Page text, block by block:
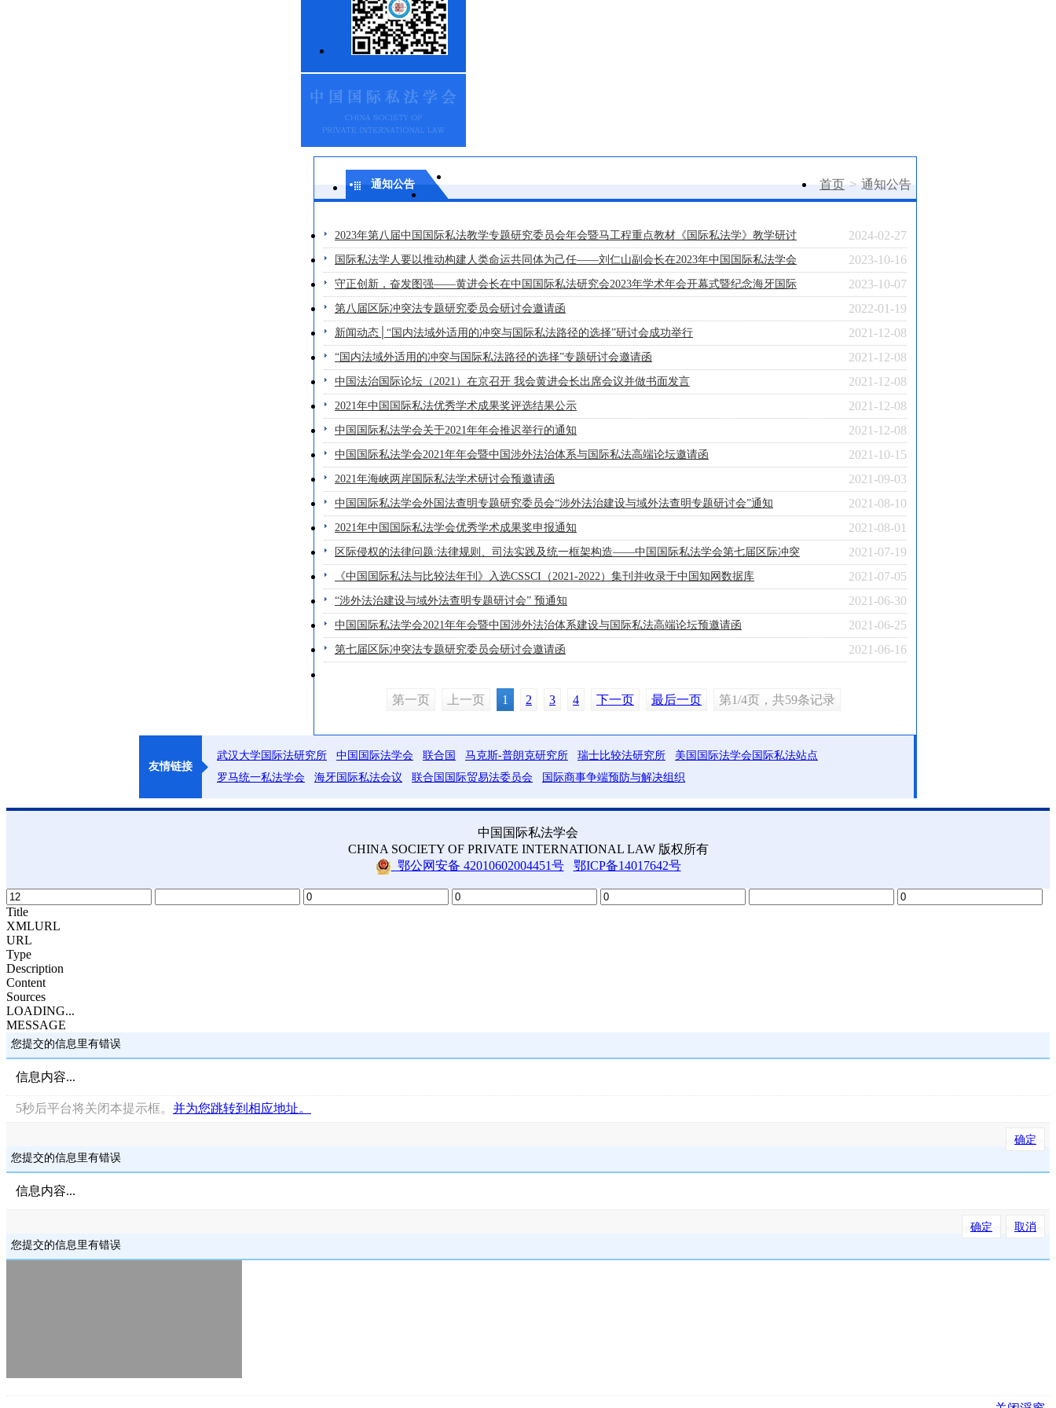
通知公告 首页 > 通知公告
2023年第八届中国国际私法教学专题研究委员会年会暨马工程重点教材《国际私法学》教学研讨 2024-02-27
国际私法学人要以推动构建人类命运共同体为己任——刘仁山副会长在2023年中国国际私法学会 2023-10-16
守正创新，奋发图强——黄进会长在中国国际私法研究会2023年学术年会开幕式暨纪念海牙国际 2023-10-07
第八届区际冲突法专题研究委员会研讨会邀请函 2022-01-19
新闻动态│“国内法域外适用的冲突与国际私法路径的选择”研讨会成功举行 2021-12-08
“国内法域外适用的冲突与国际私法路径的选择”专题研讨会邀请函 2021-12-08
中国法治国际论坛（2021）在京召开 我会黄进会长出席会议并做书面发言 2021-12-08
2021年中国国际私法优秀学术成果奖评选结果公示 2021-12-08
中国国际私法学会关于2021年年会推迟举行的通知 2021-12-08
中国国际私法学会2021年年会暨中国涉外法治体系与国际私法高端论坛邀请函 2021-10-15
2021年海峡两岸国际私法学术研讨会预邀请函 2021-09-03
中国国际私法学会外国法查明专题研究委员会“涉外法治建设与域外法查明专题研讨会”通知 2021-08-10
2021年中国国际私法学会优秀学术成果奖申报通知 2021-08-01
区际侵权的法律问题:法律规则、司法实践及统一框架构造——中国国际私法学会第七届区际冲突 2021-07-19
《中国国际私法与比较法年刊》入选CSSCI（2021-2022）集刊并收录于中国知网数据库 2021-07-05
“涉外法治建设与域外法查明专题研讨会” 预通知 2021-06-30
中国国际私法学会2021年年会暨中国涉外法治体系建设与国际私法高端论坛预邀请函 2021-06-25
第七届区际冲突法专题研究委员会研讨会邀请函 2021-06-16
第一页 上一页 1 2 3 4 下一页 最后一页 第1/4页，共59条记录
友情链接
武汉大学国际法研究所 中国国际法学会 联合国 马克斯-普朗克研究所 瑞士比较法研究所
美国国际法学会国际私法站点
罗马统一私法学会
海牙国际私法会议 联合国国际贸易法委员会 国际商事争端预防与解决组织
中国国际私法学会
CHINA SOCIETY OF PRIVATE INTERNATIONAL LAW 版权所有
鄂公网安备 42010602004451号
鄂ICP备14017642号
Title
XMLURL
URL
Type
Description
Content
Sources
LOADING...
MESSAGE
您提交的信息里有错误
信息内容...
5秒后平台将关闭本提示框。 并为您跳转到相应地址。
确定
您提交的信息里有错误
信息内容...
取消
确定
您提交的信息里有错误